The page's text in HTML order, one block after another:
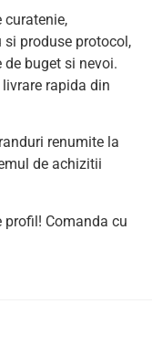
curatenie,
produse protocol,
buget si nevoi.
rapida din
renumite la
de achizitii
profil! Comanda cu